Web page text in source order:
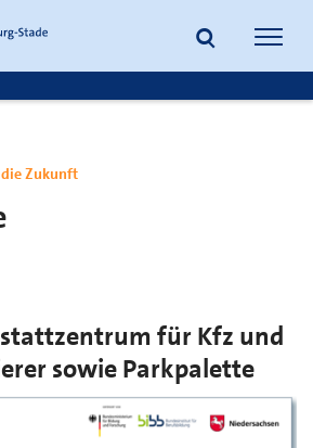
Suche
Zukunft
für Kfz und
sowie Parkpalette